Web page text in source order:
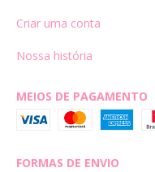
Criar uma conta
Nossa história
MEIOS DE PAGAMENTO
FORMAS DE ENVIO